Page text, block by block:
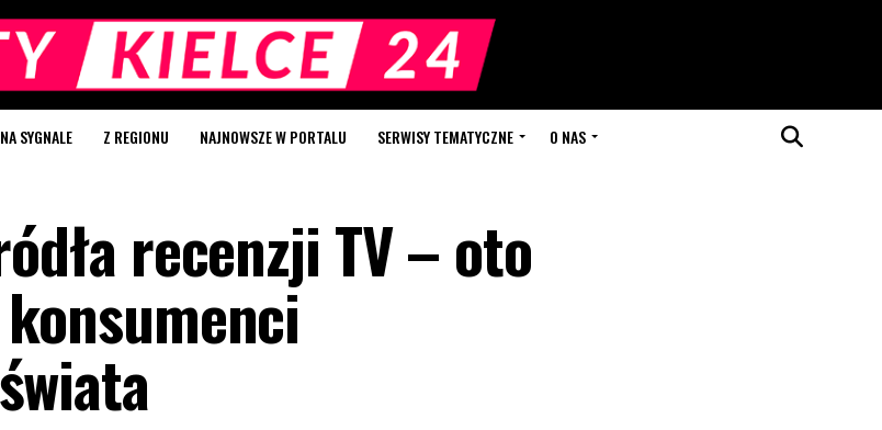
NA SYGNALE Z REGIONU NAJNOWSZE W PORTALU SERWISY TEMATYCZNE O NAS
recenzji TV – oto